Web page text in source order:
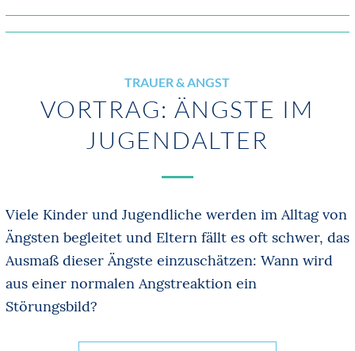
TRAUER & ANGST
VORTRAG: ÄNGSTE IM
JUGENDALTER
Viele Kinder und Jugendliche werden im Alltag von
Ängsten begleitet und Eltern fällt es oft schwer, das
Ausmaß dieser Ängste einzuschätzen: Wann wird
aus einer normalen Angstreaktion ein
Störungsbild?